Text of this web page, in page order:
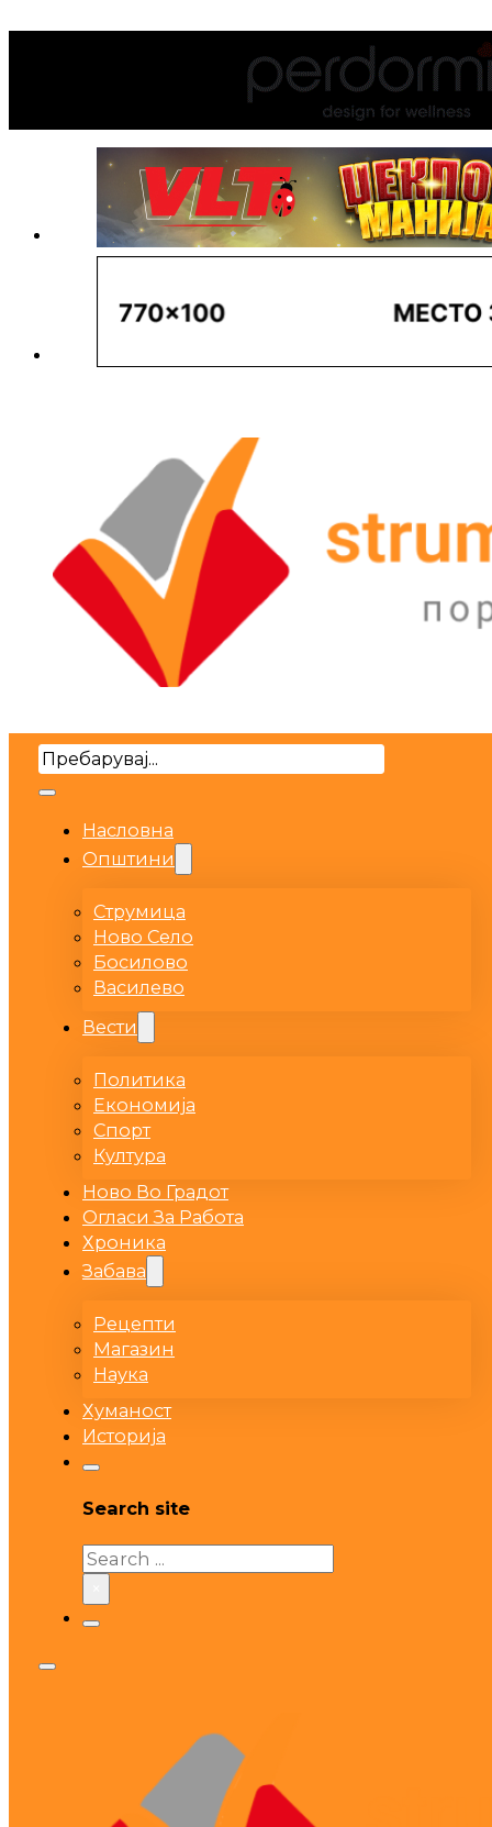
Search
Насловна
Општини
Струмица
Ново Село
Босилово
Василево
Вести
Политика
Економија
Спорт
Култура
Ново Во Градот
Огласи За Работа
Хроника
Забава
Рецепти
Магазин
Наука
Хуманост
Историја
Search site
Search